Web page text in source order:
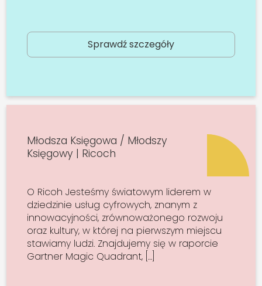
Sprawdź szczegóły
Młodsza Księgowa / Młodszy
Księgowy | Ricoch
O Ricoh Jesteśmy światowym liderem w
dziedzinie usług cyfrowych, znanym z
innowacyjności, zrównoważonego rozwoju
oraz kultury, w której na pierwszym miejscu
stawiamy ludzi. Znajdujemy się w raporcie
Gartner Magic Quadrant, […]